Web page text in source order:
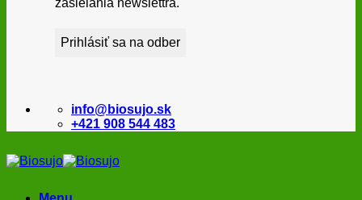
zasielania newslettra.
info@biosujo.sk
+421 908 544 483